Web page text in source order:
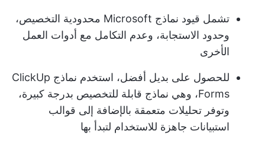
تشمل قيود نماذج Microsoft محدودية التخصيص،
وحدود الاستجابة، وعدم التكامل مع أدوات العمل
الأخرى
للحصول على بديل أفضل، استخدم نماذج ClickUp
Forms، وهي نماذج قابلة للتخصيص بدرجة كبيرة،
وتوفر تحليلات متعمقة بالإضافة إلى قوالب
استبيانات جاهزة للاستخدام لتبدأ بها